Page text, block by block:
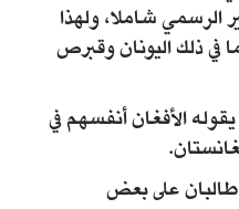
الرسمي شاملا، ولهذا
في ذلك اليونان وقبرص
الأفغان أنفسهم في
على بعض